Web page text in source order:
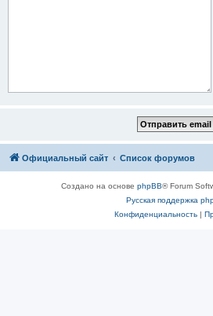
Официальный сайт Список форумов
Создано на основе phpBB® Forum
Русская поддержка
Конфиденциальность|